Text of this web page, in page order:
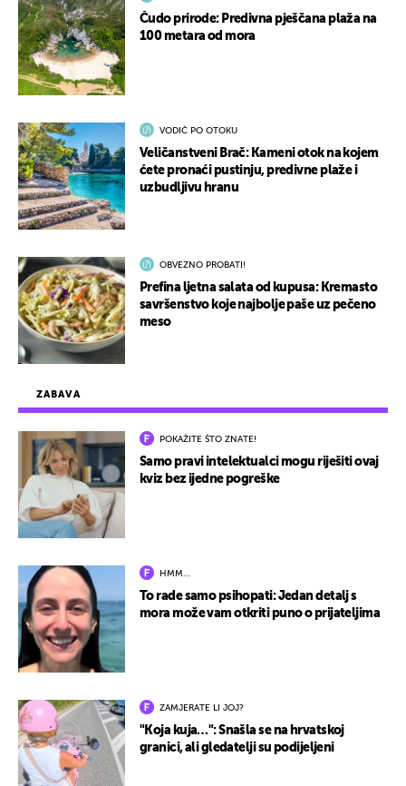
ZABAVA
POKAŽITE ŠTO ZNATE!
Samo pravi intelektualci mogu riješiti ovaj
kviz bez ijedne pogreške
HMM…
To rade samo psihopati: Jedan detalj s
mora može vam otkriti puno o prijateljima
ZAMJERATE LI JOJ?
"Koja kuja…": Snašla se na hrvatskoj
granici, ali gledatelji su podijeljeni
Čudo prirode: Predivna pješčana plaža na
100 metara od mora
VODIČ PO OTOKU
Veličanstveni Brač: Kameni otok na kojem
ćete pronaći pustinju, predivne plaže i
uzbudljivu hranu
OBVEZNO PROBATI!
Prefina ljetna salata od kupusa: Kremasto
savršenstvo koje najbolje paše uz pečeno
meso